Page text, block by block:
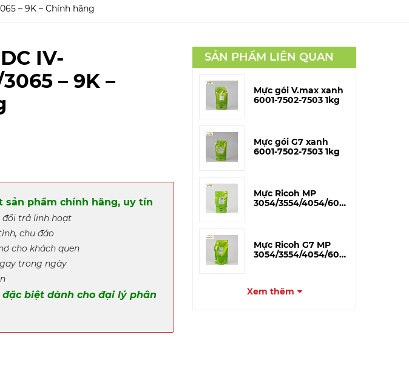
– 9K – Chính hãng
IV-
– 9K –
sản phẩm chính hãng, uy tín
đổi trả linh hoạt
chu đáo
cho khách quen
trong ngày
đặc biệt dành cho đại lý phân
SẢN PHẨM LIÊN QUAN
Mực gói V.max xanh
6001-7502-7503 1kg
Mực gói G7 xanh
6001-7502-7503 1kg
Mực Ricoh MP
3054/3554/4054/6054
Mực Ricoh G7 MP
3054/3554/4054/6054
Xem thêm